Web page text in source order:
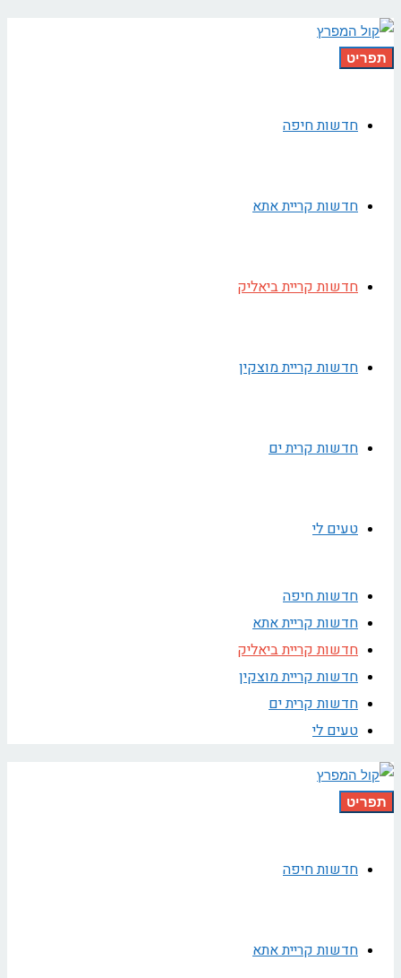
תפריט
חדשות חיפה
חדשות קריית אתא
חדשות קריית ביאליק
חדשות קריית מוצקין
חדשות קרית ים
טעים לי
חדשות חיפה
חדשות קריית אתא
חדשות קריית ביאליק
חדשות קריית מוצקין
חדשות קרית ים
טעים לי
תפריט
חדשות חיפה
חדשות קריית אתא